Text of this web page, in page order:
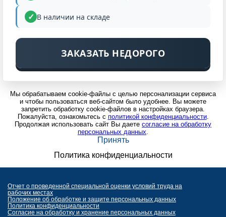
В наличии на складе
ЗАКАЗАТЬ НЕДОРОГО
Мы обрабатываем cookie-файлы с целью персонализации сервиса
и чтобы пользоваться веб-сайтом было удобнее. Вы можете
запретить обработку cookie-файлов в настройках браузера.
Пожалуйста, ознакомьтесь с политикой конфиденциальности.
Продолжая использовать сайт Вы даете согласие на обработку
персональных данных.
Принять
Политика конфиденциальности
Отчет о проведенной специальной оценки условий труда на
рабочих местах
Положение об обработке и защите персональных данных
Политика конфиденциальности
Согласие на обработку и хранение персональных данных